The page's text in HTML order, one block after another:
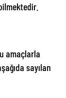
amaçlarla
sayılan